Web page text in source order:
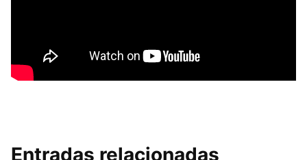
Entradas relacionadas